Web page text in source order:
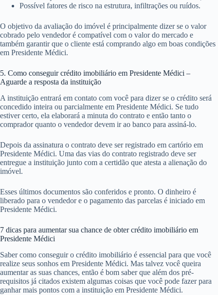
Possível fatores de risco na estrutura, infiltrações ou ruídos.
O objetivo da avaliação do imóvel é principalmente dizer se o valor
cobrado pelo vendedor é compatível com o valor do mercado e
também garantir que o cliente está comprando algo em boas condições
em Presidente Médici.
5. Como conseguir crédito imobiliário em Presidente Médici –
Aguarde a resposta da instituição
A instituição entrará em contato com você para dizer se o crédito será
concedido inteira ou parcialmente em Presidente Médici. Se tudo
estiver certo, ela elaborará a minuta do contrato e então tanto o
comprador quanto o vendedor devem ir ao banco para assiná-lo.
Depois da assinatura o contrato deve ser registrado em cartório em
Presidente Médici. Uma das vias do contrato registrado deve ser
entregue a instituição junto com a certidão que atesta a alienação do
imóvel.
Esses últimos documentos são conferidos e pronto. O dinheiro é
liberado para o vendedor e o pagamento das parcelas é iniciado em
Presidente Médici.
7 dicas para aumentar sua chance de obter crédito imobiliário em
Presidente Médici
Saber como conseguir o crédito imobiliário é essencial para que você
realize seus sonhos em Presidente Médici. Mas talvez você queira
aumentar as suas chances, então é bom saber que além dos pré-
requisitos já citados existem algumas coisas que você pode fazer para
ganhar mais pontos com a instituição em Presidente Médici.